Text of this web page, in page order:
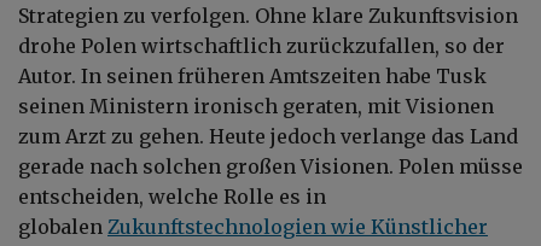
Strategien zu verfolgen. Ohne klare Zukunftsvision
drohe Polen wirtschaftlich zurückzufallen, so der
Autor. In seinen früheren Amtszeiten habe Tusk
seinen Ministern ironisch geraten, mit Visionen
zum Arzt zu gehen. Heute jedoch verlange das Land
gerade nach solchen großen Visionen. Polen müsse
entscheiden, welche Rolle es in
globalen Zukunftstechnologien wie Künstlicher